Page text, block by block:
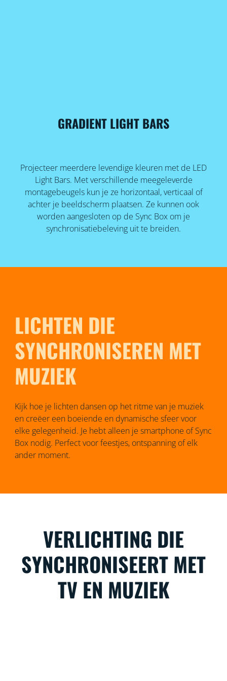
GRADIENT LIGHT BARS
Projecteer meerdere levendige kleuren met de LED
Light Bars. Met verschillende meegeleverde
montagebeugels kun je ze horizontaal, verticaal of
achter je beeldscherm plaatsen. Ze kunnen ook
worden aangesloten op de Sync Box om je
synchronisatiebeleving uit te breiden.
LICHTEN DIE
SYNCHRONISEREN MET
MUZIEK
Kijk hoe je lichten dansen op het ritme van je muziek
en creëer een boeiende en dynamische sfeer voor
elke gelegenheid. Je hebt alleen je smartphone of Sync
Box nodig. Perfect voor feestjes, ontspanning of elk
ander moment.
VERLICHTING DIE
SYNCHRONISEERT MET
TV EN MUZIEK